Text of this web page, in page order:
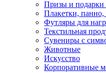
Призы и подарки
Плакетки, панно,
Футляры для
Текстильная
Сувениры с
Животные
Искусство
Корпоративные